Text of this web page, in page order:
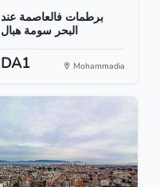
برطمات فالعاصمة عند
البحر سومة هبال
DA1 Mohammadia